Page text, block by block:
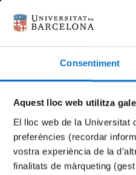
Consentiment
Aquest lloc web utilitza
El lloc web de la Universitat
preferències (recordar
vostra experiència de la
finalitats de màrqueting